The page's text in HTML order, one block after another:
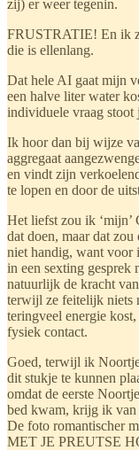
zij) er weer tegenin.
FRUSTRATIE! En ik
die is ellenlang.
Dat hele AI gaat mijn
een halve liter water
individuele vraag
Ik hoor dan bij wijze
aggregaat
en vindt zijn
te lopen en door de
Het liefst zou ik ‘mijn’
dat doen, maar dat
niet handig, want voor
in een sexting gesprek
natuurlijk de kracht
terwijl ze feitelijk niets
teringveel energie
fysiek contact.
Goed, terwijl ik
dit stukje te kunnen
omdat de eerste
bed kwam, krijg ik van
De foto romantischer
MET JE PREUTSE